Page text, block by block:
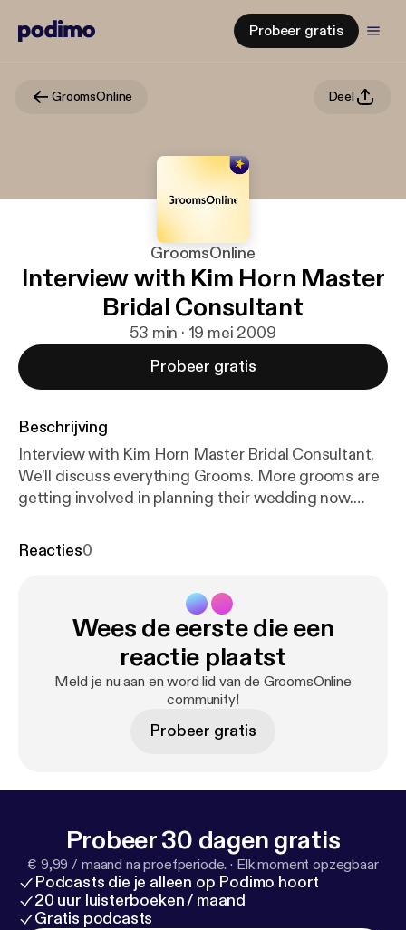
Probeer gratis
GroomsOnline Deel
GroomsOnline
Interview with Kim Horn Master
Bridal Consultant
53 min · 19 mei 2009
Probeer gratis
Beschrijving
Interview with Kim Horn Master Bridal Consultant.
We'll discuss everything Grooms. More grooms are
getting involved in planning their wedding now.
your wedding.
Reacties0
Wees de eerste die een
reactie plaatst
Meld je nu aan en word lid van de GroomsOnline
community!
Probeer gratis
Probeer 30 dagen gratis
€ 9,99 / maand na proefperiode. · Elk moment opzegbaar
Podcasts die je alleen op Podimo hoort
20 uur luisterboeken / maand
Gratis podcasts